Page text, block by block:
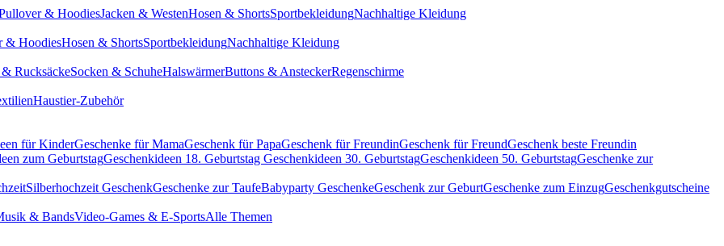
& HoodiesJacken & WestenHosen & ShortsSportbekleidungNachhaltige Kleidung
& HoodiesHosen & ShortsSportbekleidungNachhaltige Kleidung
& RucksäckeSocken & SchuheHalswärmerButtons & AnsteckerRegenschirme
Haustier-Zubehör
für KinderGeschenke für MamaGeschenk für PapaGeschenk für FreundinGeschenk für FreundGeschenk beste Freundin
zum GeburtstagGeschenkideen 18. Geburtstag Geschenkideen 30. GeburtstagGeschenkideen 50. GeburtstagGeschenke zur
Silberhochzeit GeschenkGeschenke zur TaufeBabyparty GeschenkeGeschenk zur GeburtGeschenke zum EinzugGeschenkgutscheine
& BandsVideo-Games & E-SportsAlle Themen